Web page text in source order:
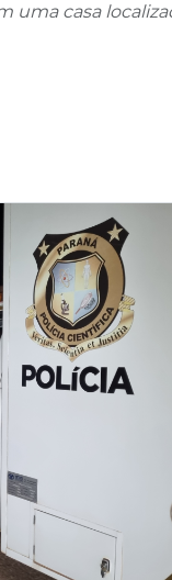
uma casa